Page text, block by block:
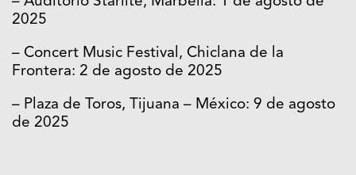
– Auditorio Starlite, Marbella: 1 de agosto de
2025
– Concert Music Festival, Chiclana de la
Frontera: 2 de agosto de 2025
– Plaza de Toros, Tijuana – México: 9 de agosto